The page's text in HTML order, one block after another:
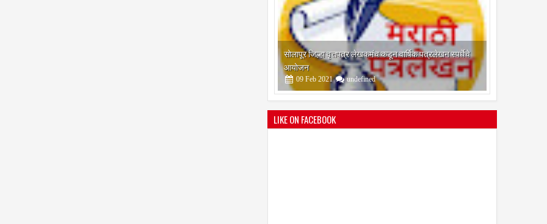
श्री मल्लिकार्जुन प्रशालेकडून उमाकांत गाढवे यांचा सत्कार
25 Mar 2021 undefined
LIKE ON FACEBOOK